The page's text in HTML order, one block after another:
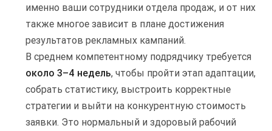
именно ваши сотрудники отдела продаж, и от них
также многое зависит в плане достижения
результатов рекламных кампаний.
В среднем компетентному подрядчику требуется
около 3–4 недель, чтобы пройти этап адаптации,
собрать статистику, выстроить корректные
стратегии и выйти на конкурентную стоимость
заявки. Это нормальный и здоровый рабочий